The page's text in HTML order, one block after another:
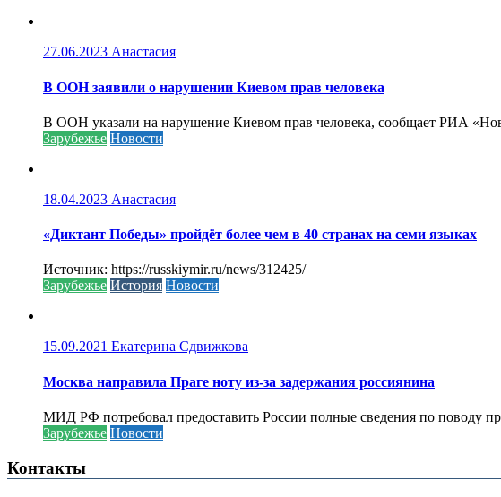
27.06.2023 Анастасия
В ООН заявили о нарушении Киевом прав человека
В ООН указали на нарушение Киевом прав человека, сообщает РИА
Зарубежье Новости
18.04.2023 Анастасия
«Диктант Победы» пройдёт более чем в 40 странах на семи языках
Источник: https://russkiymir.ru/news/312425/
Зарубежье История Новости
15.09.2021 Екатерина Сдвижкова
Москва направила Праге ноту из-за задержания россиянина
МИД РФ потребовал предоставить России полные сведения по поводу
Зарубежье Новости
Контакты